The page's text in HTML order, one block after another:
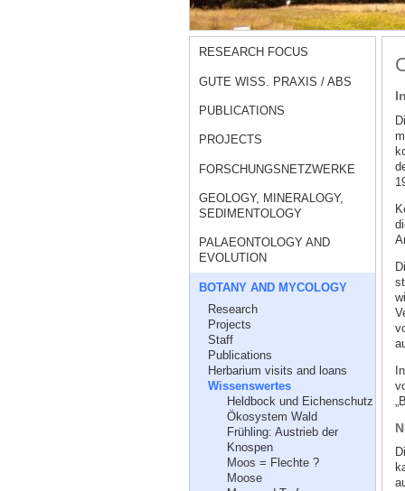
RESEARCH FOCUS
GUTE WISS. PRAXIS / ABS
PUBLICATIONS
PROJECTS
FORSCHUNGSNETZWERKE
GEOLOGY, MINERALOGY,
SEDIMENTOLOGY
PALAEONTOLOGY AND
EVOLUTION
BOTANY AND MYCOLOGY
Research
Projects
Staff
Publications
Herbarium visits and loans
Wissenswertes
Heldbock und Eichenschutz
Ökosystem Wald
Frühling: Austrieb der
Knospen
Moos = Flechte ?
Moose